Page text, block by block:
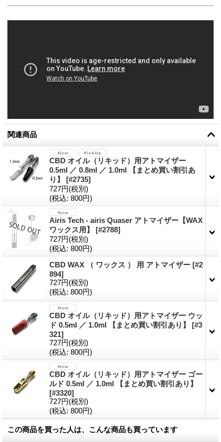
関連商品
CBD オイル（リキッド）用アトマイザー
0.5ml ／ 0.8ml ／ 1.0ml 【まとめ買い割引あ
り】 [#2735]
727円(税別)
(税込: 800円)
Airis Tech - airis Quaser アトマイザー【WAX
ワックス用】 [#2788]
727円(税別)
(税込: 800円)
CBD WAX （ ワックス ） 用 アトマイザー [#2
894]
727円(税別)
(税込: 800円)
CBD オイル（リキッド）用アトマイザー ウッ
ド 0.5ml ／ 1.0ml 【まとめ買い割引あり】 [#3
321]
727円(税別)
(税込: 800円)
CBD オイル（リキッド）用アトマイザー ゴー
ルド 0.5ml ／ 1.0ml 【まとめ買い割引あり】
[#3320]
727円(税別)
(税込: 800円)
この商品を買った人は、こんな商品も買っています